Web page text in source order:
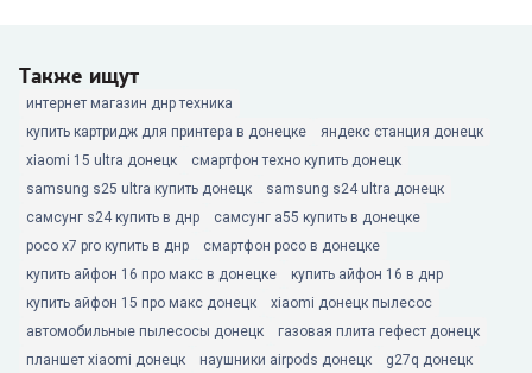
Также ищут
интернет магазин днр техника
купить картридж для принтера в донецке
яндекс станция донецк
xiaomi 15 ultra донецк
смартфон техно купить донецк
samsung s25 ultra купить донецк
samsung s24 ultra донецк
самсунг s24 купить в днр
самсунг а55 купить в донецке
poco x7 pro купить в днр
смартфон poco в донецке
купить айфон 16 про макс в донецке
купить айфон 16 в днр
купить айфон 15 про макс донецк
xiaomi донецк пылесос
автомобильные пылесосы донецк
газовая плита гефест донецк
планшет xiaomi донецк
наушники airpods донецк
g27q донецк